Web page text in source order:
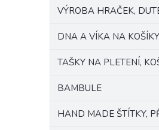
VÝROBA HRAČEK,
DNA A VÍKA NA KOŠÍKY
TAŠKY NA PLETENÍ,
BAMBULE
HAND MADE ŠTÍTKY,